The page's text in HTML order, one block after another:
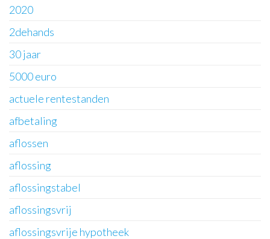
2020
2dehands
30 jaar
5000 euro
actuele rentestanden
afbetaling
aflossen
aflossing
aflossingstabel
aflossingsvrij
aflossingsvrije hypotheek